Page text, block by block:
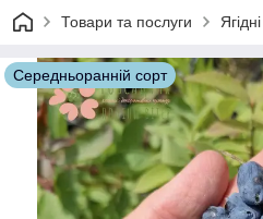
Товари та послуги
Середньоранній сорт